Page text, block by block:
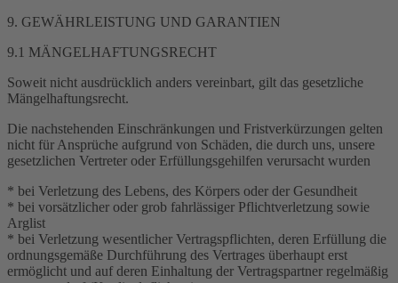
9. GEWÄHRLEISTUNG UND GARANTIEN
9.1 MÄNGELHAFTUNGSRECHT
Soweit nicht ausdrücklich anders vereinbart, gilt das gesetzliche
Mängelhaftungsrecht.
Die nachstehenden Einschränkungen und Fristverkürzungen gelten
nicht für Ansprüche aufgrund von Schäden, die durch uns, unsere
gesetzlichen Vertreter oder Erfüllungsgehilfen verursacht wurden
* bei Verletzung des Lebens, des Körpers oder der Gesundheit
* bei vorsätzlicher oder grob fahrlässiger Pflichtverletzung sowie
Arglist
* bei Verletzung wesentlicher Vertragspflichten, deren Erfüllung die
ordnungsgemäße Durchführung des Vertrages überhaupt erst
ermöglicht und auf deren Einhaltung der Vertragspartner regelmäßig